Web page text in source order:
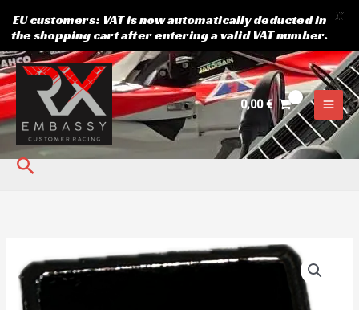
Skip
to
content
0,00€
Search
UPRIGHT
UPPER
EU customers: VAT is now automatically deducted in
the shopping cart after entering a valid VAT number.
X